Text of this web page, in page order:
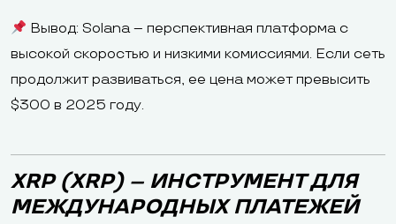
Вывод: Solana – перспективная платформа с
высокой скоростью и низкими комиссиями. Если сеть
продолжит развиваться, ее цена может превысить
$300 в 2025 году.
XRP (XRP) – ИНСТРУМЕНТ ДЛЯ
МЕЖДУНАРОДНЫХ ПЛАТЕЖЕЙ